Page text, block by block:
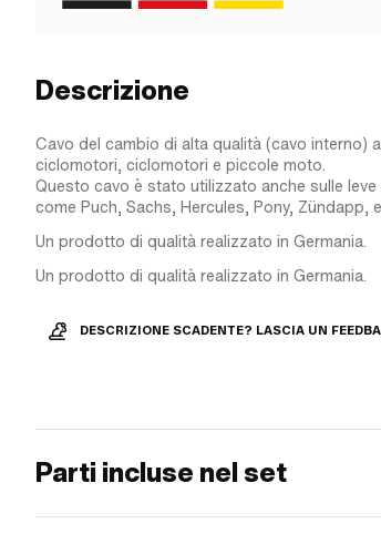
Descrizione
Cavo del cambio di alta qualità (cavo interno)
ciclomotori, ciclomotori e piccole moto.
Questo cavo è stato utilizzato anche sulle
come Puch, Sachs, Hercules, Pony, Zündapp,
Un prodotto di qualità realizzato in Germania.
Un prodotto di qualità realizzato in Germania.
DESCRIZIONE SCADENTE? LASCIA UN
Parti incluse nel set